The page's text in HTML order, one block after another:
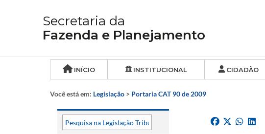
Secretaria da
Fazenda e Planejamento
INÍCIO INSTITUCIONAL CIDADÃO
Você está em: Legislação > Portaria CAT 90 de 2009